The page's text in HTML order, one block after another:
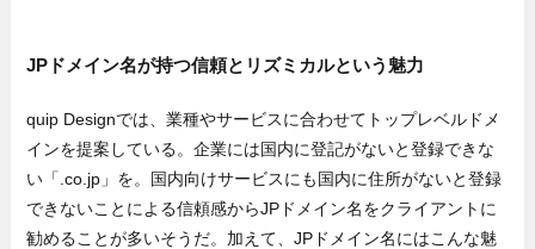
JPドメイン名が持つ信頼とリズミカルという魅力
quip Designでは、業種やサービスに合わせてトップレベルドメ
インを提案している。企業には国内に登記がないと登録できな
い「.co.jp」を。国内向けサービスにも国内に住所がないと登録
できないことによる信頼感からJPドメイン名をクライアントに
勧めることが多いそうだ。加えて、JPドメイン名にはこんな魅